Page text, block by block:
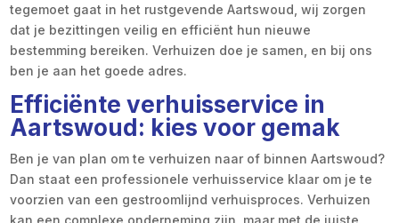
tegemoet gaat in het rustgevende Aartswoud, wij zorgen
dat je bezittingen veilig en efficiënt hun nieuwe
bestemming bereiken.​ Verhuizen doe je samen, en bij ons
ben je aan het goede adres.​
Efficiënte verhuisservice in
Aartswoud: kies voor gemak
Ben je van plan om te verhuizen naar of binnen Aartswoud?
Dan staat een professionele verhuisservice klaar om je te
voorzien van een gestroomlijnd verhuisproces.​ Verhuizen
kan een complexe onderneming zijn, maar met de juiste